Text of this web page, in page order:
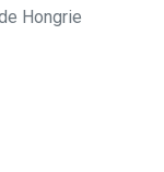
Hongrie